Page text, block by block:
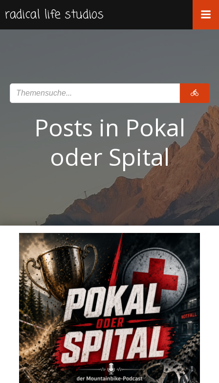
springen
radical life studios
Posts in Pokal
oder Spital